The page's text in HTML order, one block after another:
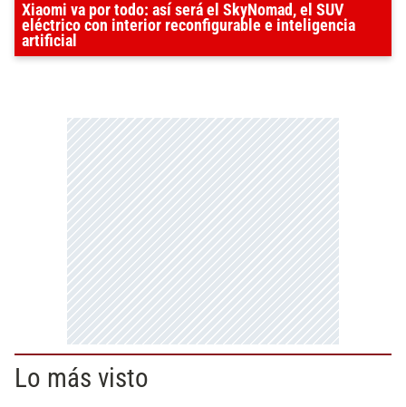
Xiaomi va por todo: así será el SkyNomad, el SUV
eléctrico con interior reconfigurable e inteligencia
artificial
Lo más visto